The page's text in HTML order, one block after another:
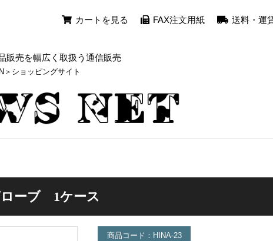
販売を幅広く取扱う通信販売
＞ショッピングサイト
カートを見る FAX注文用紙 送料・運
ーブ 1ケース
商品コード：HINA-23